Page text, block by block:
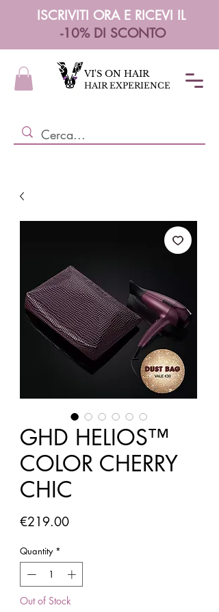
ISCRIVITI ORA E RICEVI IL
-10% DI SCONTO
HAIR EXPERIENCE
VI'S ON HAIR
GHD HELIOS™
COLOR CHERRY
CHIC
€219.00Price
Quantity *
Out of Stock